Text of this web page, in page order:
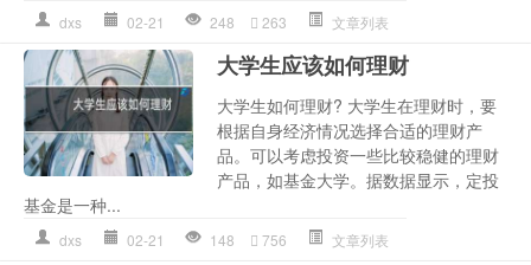
dxs 02-21 248 263 文章列表
大学生应该如何理财
大学生如何理财? 大学生在理财时，要
根据自身经济情况选择合适的理财产
品。可以考虑投资一些比较稳健的理财
产品，如基金大学。据数据显示，定投
基金是一种...
dxs 02-21 148 756 文章列表